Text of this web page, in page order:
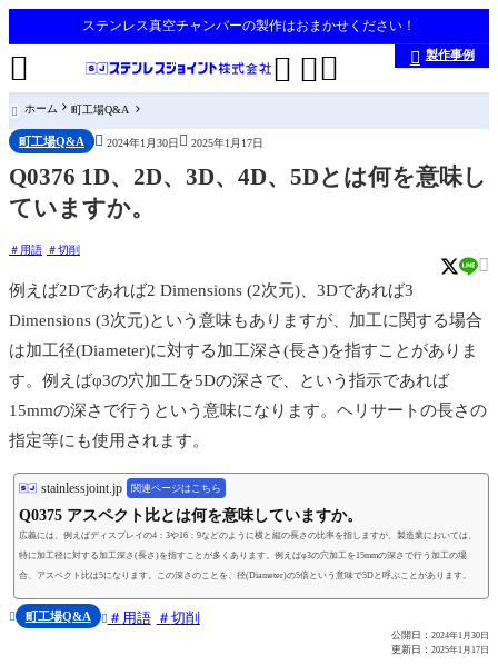
ステンレス真空チャンバーの製作はおまかせください！
 
  製作事例
 ホーム 町工場Q&A
町工場Q&A  2024年1月30日  2025年1月17日
Q0376 1D、2D、3D、4D、5Dとは何を意味し
ていますか。
用語 切削

例えば2Dであれば2 Dimensions (2次元)、3Dであれば3
Dimensions (3次元)という意味もありますが、加工に関する場合
は加工径(Diameter)に対する加工深さ(長さ)を指すことがありま
す。例えばφ3の穴加工を5Dの深さで、という指示であれば
15mmの深さで行うという意味になります。ヘリサートの長さの
指定等にも使用されます。
stainlessjoint.jp 関連ページはこちら
Q0375 アスペクト比とは何を意味していますか。
広義には、例えばディスプレイの4：3や16：9などのように横と縦の長さの比率を指しますが、製造業においては、
特に加工径に対する加工深さ(長さ)を指すことが多くあります。例えばφ3の穴加工を15mmの深さで行う加工の場
合、アスペクト比は5になります。この深さのことを、径(Diameter)の5倍という意味で5Dと呼ぶことがあります。
 町工場Q&A  用語 切削
公開日： 2024年1月30日
更新日： 2025年1月17日